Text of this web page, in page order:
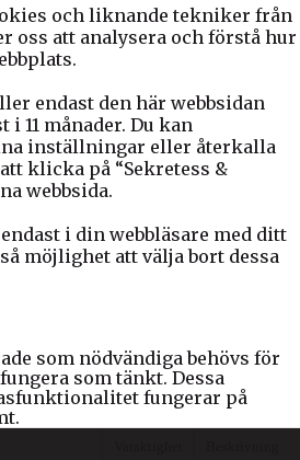
och liknande tekniker från
oss att analysera och förstå hur
endast den här webbsidan
i 11 månader. Du kan
inställningar eller återkalla
klicka på “Sekretess &
webbsida.
i din webbläsare med ditt
möjlighet att välja bort dessa
som nödvändiga behövs för
som tänkt. Dessa
fungerar på